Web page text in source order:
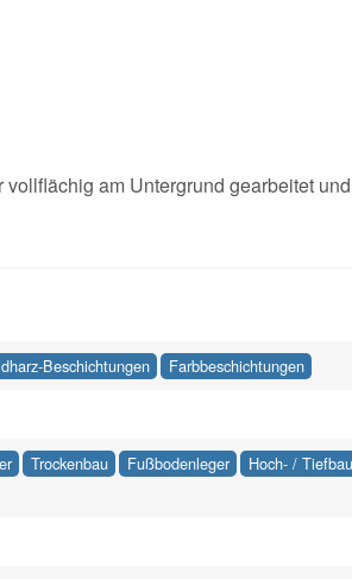
am Untergrund gearbeitet
Beschichtungen Farbbeschichtungen
Trockenbau Fußbodenleger Hoch- / Tiefbau